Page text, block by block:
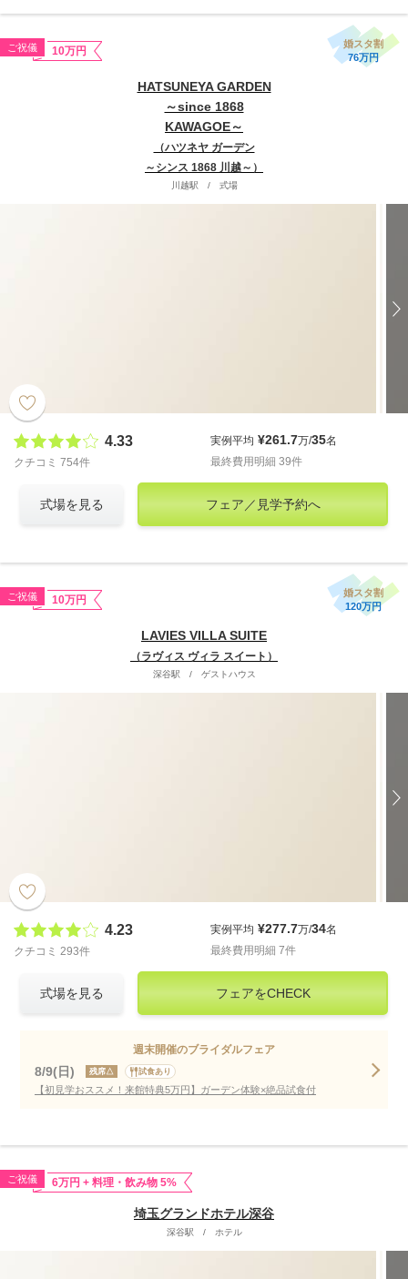
ご祝儀 10万円
婚スタ割
76万円
HATSUNEYA GARDEN
～since 1868
KAWAGOE～
（ハツネヤ ガーデン
～シンス 1868 川越～）
川越駅 / 式場
4.33
クチコミ 754件
実例平均 ¥261.7万/35名
最終費用明細 39件
式場を見る フェア／見学予約へ
ご祝儀 10万円
婚スタ割
120万円
LAVIES VILLA SUITE
（ラヴィス ヴィラ スイート）
深谷駅 / ゲストハウス
4.23
クチコミ 293件
実例平均 ¥277.7万/34名
最終費用明細 7件
式場を見る フェアをCHECK
週末開催のブライダルフェア
8/9(日) 残席△ 試食あり
【初見学おススメ！来館特典5万円】ガーデン体験×絶品試食付
ご祝儀 6万円 + 料理・飲み物 5%
埼玉グランドホテル深谷
深谷駅 / ホテル